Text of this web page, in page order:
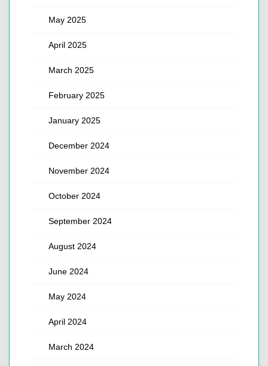
May 2025
April 2025
March 2025
February 2025
January 2025
December 2024
November 2024
October 2024
September 2024
August 2024
June 2024
May 2024
April 2024
March 2024